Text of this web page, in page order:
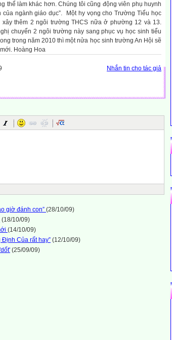
thể làm khác hơn. Chúng tôi cũng động viên phụ huynh
ngành giáo dục”. Một hy vọng cho Trường Tiểu học
thêm 2 ngôi trường THCS nữa ở phường 12 và 13.
chuyển 2 ngôi trường này sang phục vụ học sinh tiểu
trong năm 2010 thì một nửa học sinh trường An Hội sẽ
Hoàng Hoa
Nhắn tin cho tác giả
giờ đánh con” (28/10/09)
(18/10/09)
(14/10/09)
Của rất hay” (12/10/09)
(25/09/09)